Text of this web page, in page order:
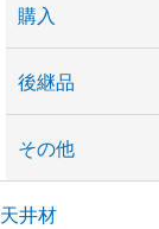
購入
後継品
その他
天井材